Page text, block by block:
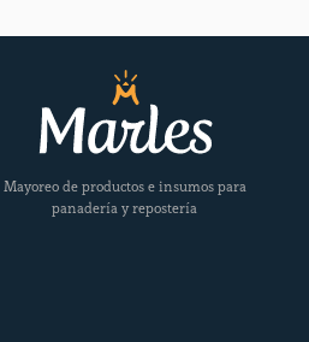
Mayoreo de productos e insumos para
panadería y repostería